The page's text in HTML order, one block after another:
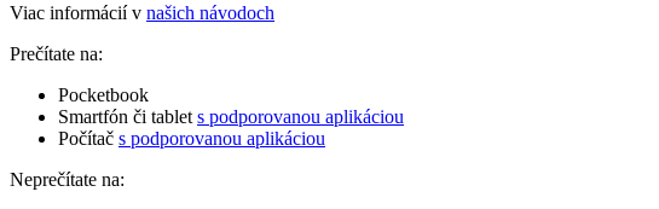
Viac informácií v našich návodoch
Prečítate na:
Pocketbook
Smartfón či tablet s podporovanou aplikáciou
Počítač s podporovanou aplikáciou
Neprečítate na: